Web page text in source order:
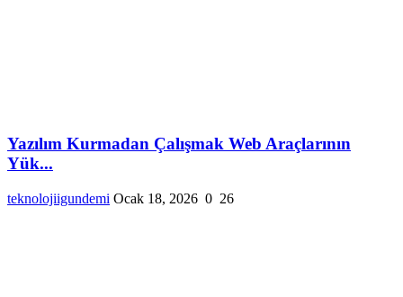
Yazılım Kurmadan Çalışmak Web Araçlarının
Yük...
teknolojiigundemi Ocak 18, 2026 0 26